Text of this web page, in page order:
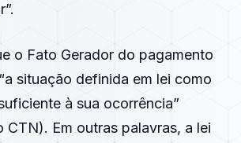
o Fato Gerador do pagamento
situação definida em lei como
à sua ocorrência”
CTN). Em outras palavras, a lei